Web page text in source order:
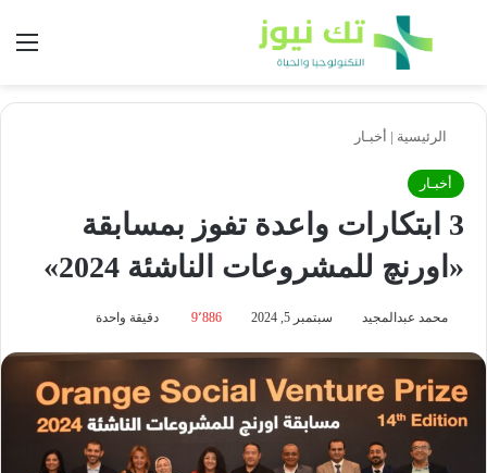
بحث عن
الرئيسية | أخبـار
أخبـار
3 ابتكارات واعدة تفوز بمسابقة
«اورنچ للمشروعات الناشئة 2024»
محمد عبدالمجيد سبتمبر 5, 2024 9٬886 دقيقة واحدة